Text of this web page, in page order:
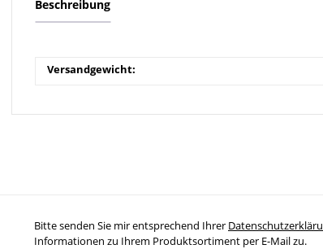
Beschreibung
Versandgewicht:
Bitte senden Sie mir entsprechend Ihrer
Informationen zu Ihrem Produktsortiment per E-Mail zu.